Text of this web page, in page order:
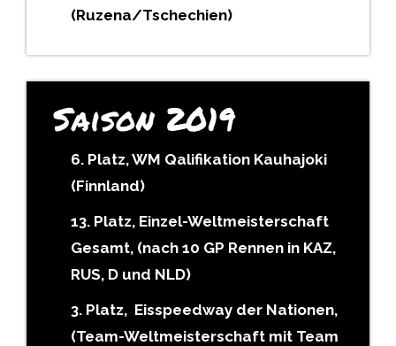
(Ruzena/Tschechien)
Saison 2019
6. Platz, WM Qalifikation Kauhajoki
(Finnland)
13. Platz, Einzel-Weltmeisterschaft
Gesamt, (nach 10 GP Rennen in KAZ,
RUS, D und NLD)
3. Platz, Eisspeedway der Nationen,
(Team-Weltmeisterschaft mit Team